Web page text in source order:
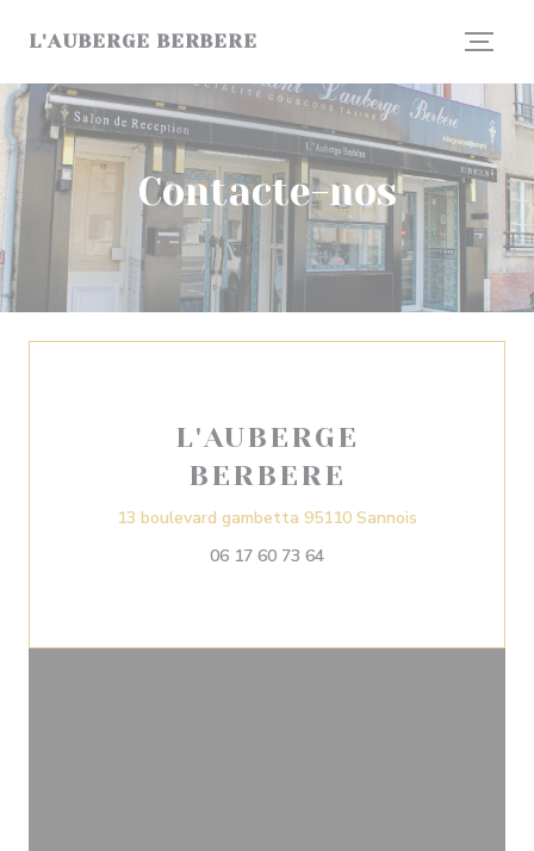
L'AUBERGE BERBERE
Contacte-nos
L'AUBERGE
BERBERE
13 boulevard gambetta 95110 Sannois
06 17 60 73 64